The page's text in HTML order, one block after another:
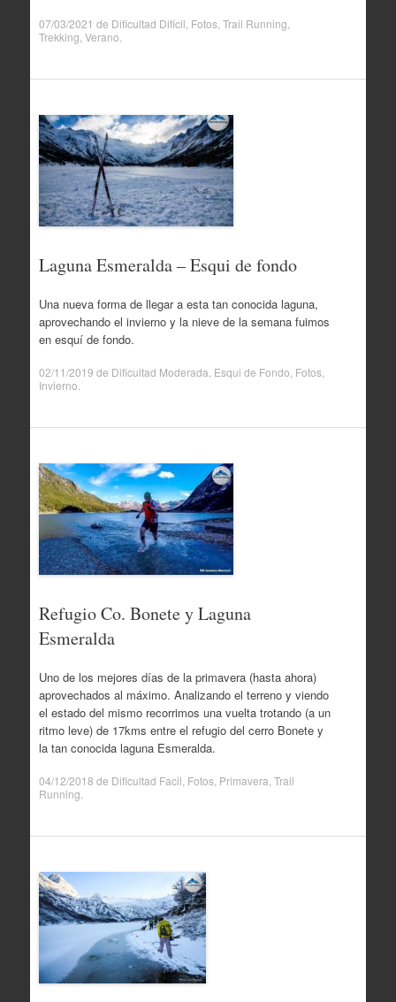
07/03/2021 de Dificultad Dificil Fotos, Trail Running
Trekking Verano
Laguna Esmeralda – Esqui de fondo
Una nueva forma de llegar a esta tan conocida laguna,
aprovechando el invierno y la nieve de la semana fuimos
en esquí de fondo.
02/11/2019 de Dificultad Moderada Esqui de Fondo Fotos,
Invierno
Refugio Co. Bonete y Laguna
Esmeralda
Uno de los mejores días de la primavera (hasta ahora)
aprovechados al máximo. Analizando el terreno y viendo
el estado del mismo recorrimos una vuelta trotando (a un
ritmo leve) de 17kms entre el refugio del cerro Bonete y
la tan conocida laguna Esmeralda.
04/12/2018 de Dificultad Facil Fotos, Primavera Trail
Running